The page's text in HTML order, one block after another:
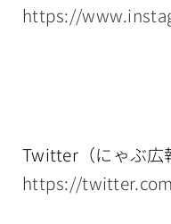
https://
Twitter（にゃぶ広
https://